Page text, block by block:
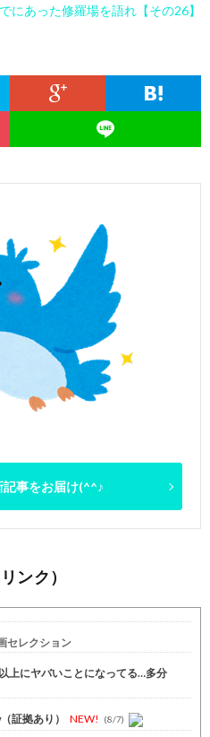
にあった修羅場を語れ【その26】
記事をお届け(^^♪
ンク）
セレクション
上にヤバいことになってる…多分
証拠あり） NEW! (8/7)